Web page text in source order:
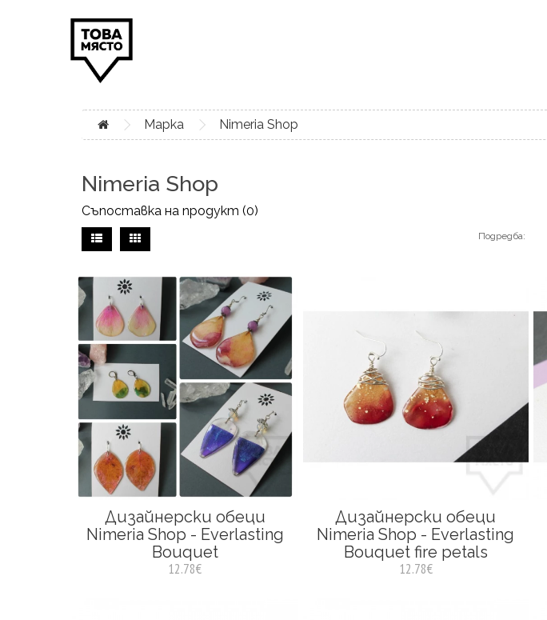
Марка Nimeria Shop
Nimeria Shop
Съпоставка на продукт (0)
Подредба:
Дизайнерски обеци
Nimeria Shop - Everlasting
Bouquet
12.78€
Дизайнерски обеци
Nimeria Shop - Everlasting
Bouquet fire petals
12.78€